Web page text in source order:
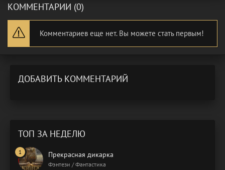
КОММЕНТАРИИ (0)
Комментариев еще нет. Вы можете стать первым!
ДОБАВИТЬ КОММЕНТАРИЙ
ТОП ЗА НЕДЕЛЮ
Прекрасная дикарка
Фэнтези / Фантастика